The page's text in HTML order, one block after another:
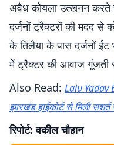
अवैध कोयला उत्खनन करते
दर्जनों ट्रैक्टरों की मदद से
के तिलैया के पास दर्जनों ईट
में ट्रैक्टर की आवाज गूंजती
Also Read: Lalu Yadav
झारखंड हाईकोर्ट से मिली
रिपोर्ट: वकील चौहान